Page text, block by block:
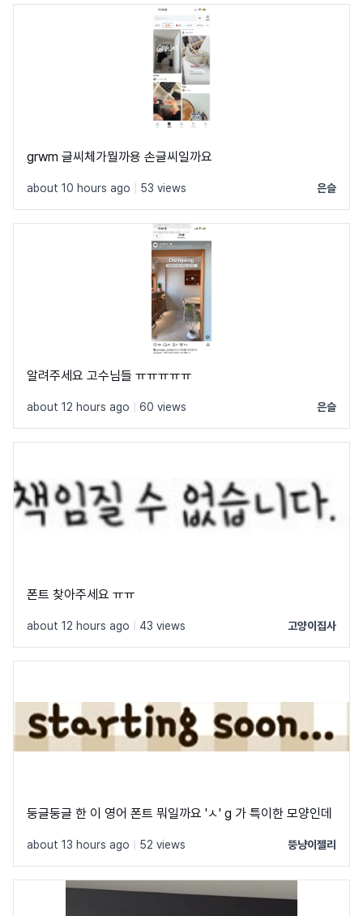
grwm 글씨체가뭘까용 손글씨일까요
about 10 hours ago 53 views 은슬
알려주세요 고수님들 ㅠㅠㅠㅠㅠ
about 12 hours ago 60 views 은슬
폰트 찾아주세요 ㅠㅠ
about 12 hours ago 43 views 고양이집사
둥글둥글 한 이 영어 폰트 뭐일까요 'ㅅ' g 가 특이한 모양인데
about 13 hours ago 52 views 뚱냥이젤리